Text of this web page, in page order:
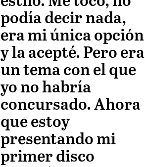
podía decir nada,
era mi única opción
y la acepté. Pero era
un tema con el que
yo no habría
concursado. Ahora
que estoy
presentando mi
primer disco